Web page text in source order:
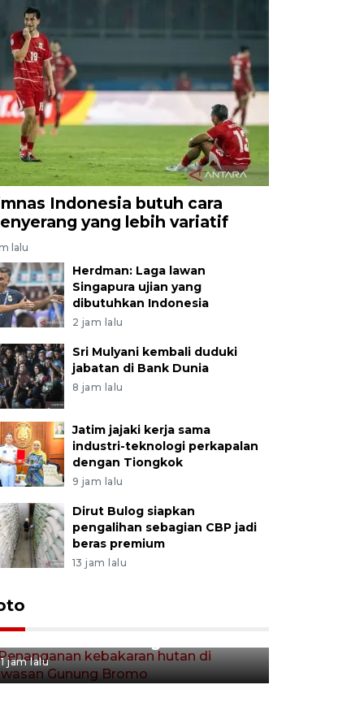
Indonesia butuh cara
yang lebih variatif
lalu
Herdman: Laga lawan
Singapura ujian yang
dibutuhkan Indonesia
2 jam lalu
Sri Mulyani kembali duduki
jabatan di Bank Dunia
8 jam lalu
Jatim jajaki kerja sama
industri-teknologi perkapalan
dengan Tiongkok
9 jam lalu
Dirut Bulog siapkan
pengalihan sebagian CBP jadi
beras premium
13 jam lalu
Penanganan kebakaran hutan
1 jam lalu